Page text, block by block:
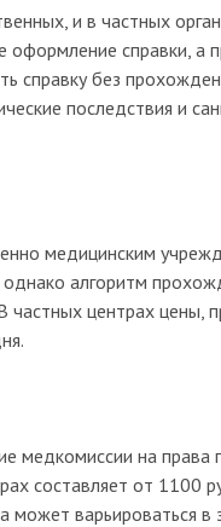
и в частных
справки, а
справку без
последствия и
медицинским
однако алгоритм
частных центрах цены,
на права
составляет от 1100
может варьироваться в